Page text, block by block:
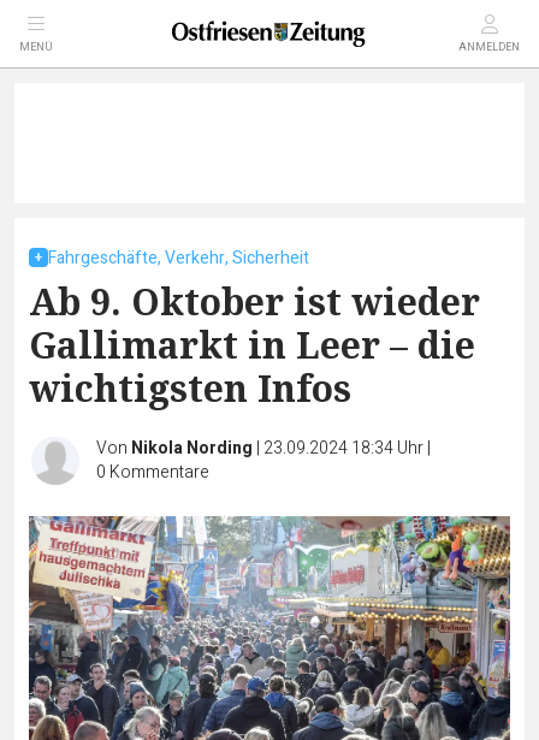
MENÜ ANMELDEN
Fahrgeschäfte, Verkehr, Sicherheit
Ab 9. Oktober ist wieder
Gallimarkt in Leer – die
wichtigsten Infos
Von Nikola Nording | 23.09.2024 18:34 Uhr|
0 Kommentare